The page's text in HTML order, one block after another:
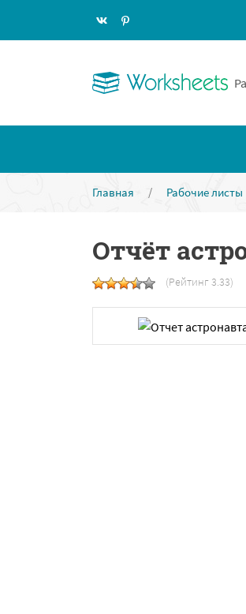
Главная / Рабочие листы
Отчёт
(Рейтинг 3.33)